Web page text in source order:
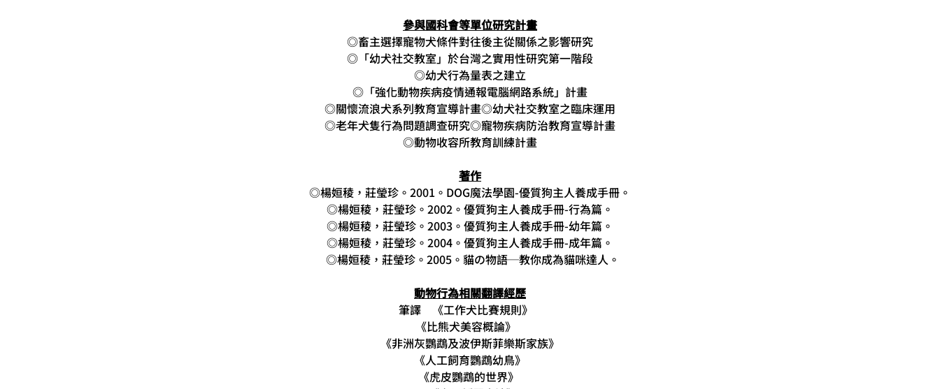
參與國科會等單位研究計畫
◎畜主選擇寵物犬條件對往後主從關係之影響研究
◎「幼犬社交教室」於台灣之實用性研究第一階段
◎幼犬行為量表之建立
◎「強化動物疾病疫情通報電腦網路系統」計畫
◎關懷流浪犬系列教育宣導計畫◎幼犬社交教室之臨床運用
◎老年犬隻行為問題調查研究◎寵物疾病防治教育宣導計畫
◎動物收容所教育訓練計畫
著作
◎楊姮稜，莊瑩珍。2001。DOG魔法學園-優質狗主人養成手冊。
◎楊姮稜，莊瑩珍。2002。優質狗主人養成手冊-行為篇。
◎楊姮稜，莊瑩珍。2003。優質狗主人養成手冊-幼年篇。
◎楊姮稜，莊瑩珍。2004。優質狗主人養成手冊-成年篇。
  ◎楊姮稜，莊瑩珍。2005。貓の物語─教你成為貓咪達人。
動物行為相關翻譯經歷
筆譯    《工作犬比賽規則》
《比熊犬美容概論》
《非洲灰鸚鵡及波伊斯菲樂斯家族》
《人工飼育鸚鵡幼鳥》
《虎皮鸚鵡的世界》